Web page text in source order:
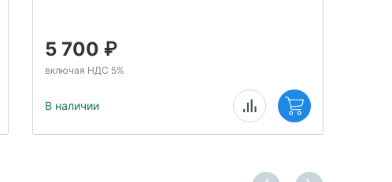
5 700 ₽
включая НДС 5%
В наличии